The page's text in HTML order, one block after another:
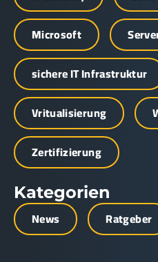
Microsoft
sichere IT Infrastruktur
Vritualisierung
Zertifizierung
Kategorien
News Ratgeber